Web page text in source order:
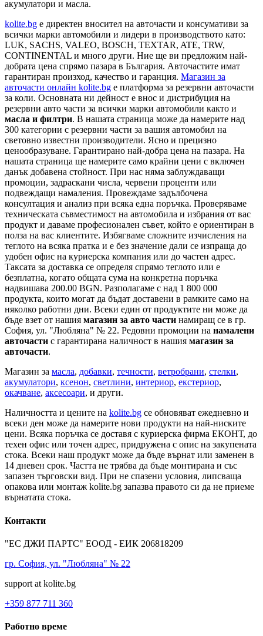
акумулатори и масла.
kolite.bg e директен вносител на авточасти и консумативи за
всички марки автомобили и лидери в производството като:
LUK, SACHS, VALEO, BOSCH, TEXTAR, ATE, TRW,
CONTINENTAL и много други. Ние ще ви предложим най-
добрата цена спрямо пазара в България. Авточастите имат
гарантиран произход, качество и гаранция. Магазин за
авточасти онлайн kolite.bg е платформа за резервни авточасти
за коли. Основната ни дейност е внос и дистрибуция на
резервни авто части за всички марки автомобили както и
масла и филтри. В нашата страница може да намерите над
300 категории с резервни части за вашия автомобил на
световно известни производители. Ясно и прецизно
ценообразуване. Гарантирано най-добра цена на пазара. На
нашата страница ще намерите само крайни цени с включен
данък добавена стойност. При нас няма заблуждаващи
промоции, задраскани числа, червени проценти или
подвеждащи намаления. Провеждаме задълбочена
консултация и анализ при всяка една поръчка. Проверяваме
техническата съвместимост на автомобила и избрания от вас
продукт и даваме професионален съвет, който е ориентиран в
полза на вас клиентите. Избягваме сложните изчисления на
теглото на всяка пратка и е без значение дали се изпраща до
удобен офис на куриерска компания или до частен адрес.
Таксата за доставка се определя спрямо теглото или е
безплатна, когато общата сума на конкретна поръчка
надвишава 200.00 BGN. Разполагаме с над 1 800 000
продукта, които могат да бъдат доставени в рамките само на
няколко работни дни. Всеки един от продуктите ни може да
бъде взет от нашия магазин за авто части намиращ се в гр.
София, ул. "Любляна" № 22. Редовни промоции на намалени
авточасти с гарантирана наличност в нашия магазин за
авточасти.
Магазин за масла, добавки, течности, ветробрани, стелки,
акумулатори, ксенон, светлини, интериор, екстериор,
окачване, аксесоари, и други.
Наличността и цените на kolite.bg се обновяват ежедневно и
всеки ден може да намерите нови продукти на най-ниските
цени. Всяка поръчка се доставя с куриерска фирма ЕКОНТ, до
техен офис или точен адрес, придружена с опис на закупената
стока. Всеки наш продукт може да бъде върнат или заменен в
14 дневен срок. Частта не трябва да бъде монтирана и със
запазен търговски вид. При не спазени условия, липсваща
опакова или монтаж kolite.bg запазва правото си да не приеме
върнатата стока.
Контакти
"ЕС ДЖИ ПАРТС" ЕООД - ЕИК 206818209
гр. София, ул. "Любляна" № 22
support at kolite.bg
+359 877 711 360
Работно време